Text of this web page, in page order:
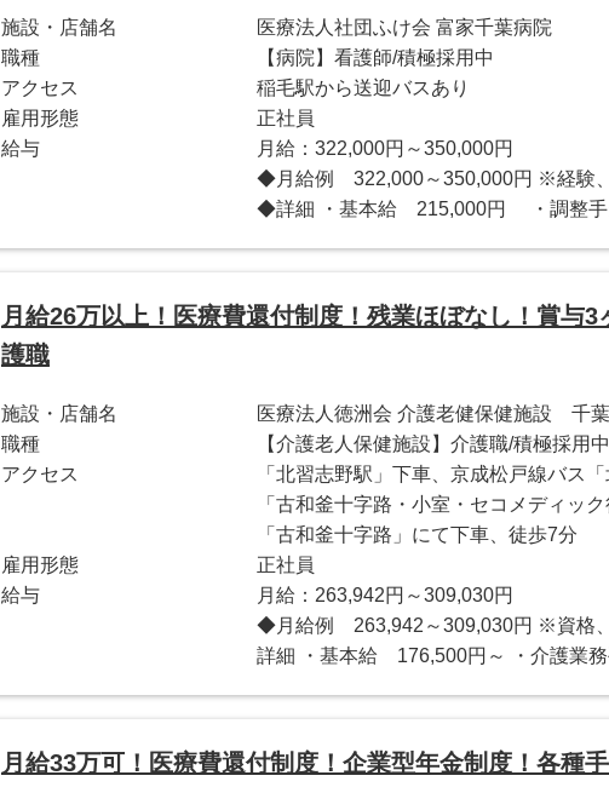
施設・店舗名
医療法人社団ふけ会 富家千葉病院
職種
【病院】看護師/積極採用中
アクセス
稲毛駅から送迎バスあり
雇用形態
正社員
給与
月給：322,000円～350,000円
◆月給例 322,000～350,000円 ※経験、
◆詳細 ・基本給 215,000円 ・調整
月給26万以上！医療費還付制度！残業ほぼなし！賞与
護職
施設・店舗名
医療法人徳洲会 介護老健保健施設 千
職種
【介護老人保健施設】介護職/積極採用中
アクセス
「北習志野駅」下車、京成松戸線バス
「古和釜十字路・小室・セコメディック
「古和釜十字路」にて下車、徒歩7分
雇用形態
正社員
給与
月給：263,942円～309,030円
◆月給例 263,942～309,030円 ※資格
詳細 ・基本給 176,500円～ ・介護業
月給33万可！医療費還付制度！企業型年金制度！各種